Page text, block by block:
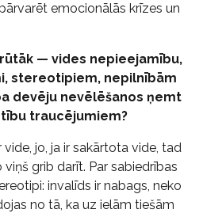
emocionālās krīzes un
— vides nepieejamību,
stereotipiem, nepilnībām
devēju nevēlēšanos ņemt
traucējumiem?
vide, jo, ja ir sakārtota vide, tad
grib darīt. Par sabiedrības
invalīds ir nabags, neko
no tā, ka uz ielām tiešām